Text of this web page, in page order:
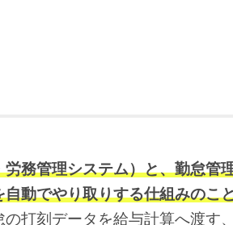
務管理システム）と、勤怠管
動でやり取りする仕組みのこ
打刻データを給与計算へ渡す